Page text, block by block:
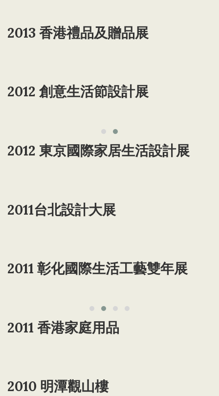
2013 香港禮品及贈品展
2012 創意生活節設計展
2012 東京國際家居生活設計展
2011台北設計大展
2011 彰化國際生活工藝雙年展
2011 香港家庭用品
2010 明潭觀山樓